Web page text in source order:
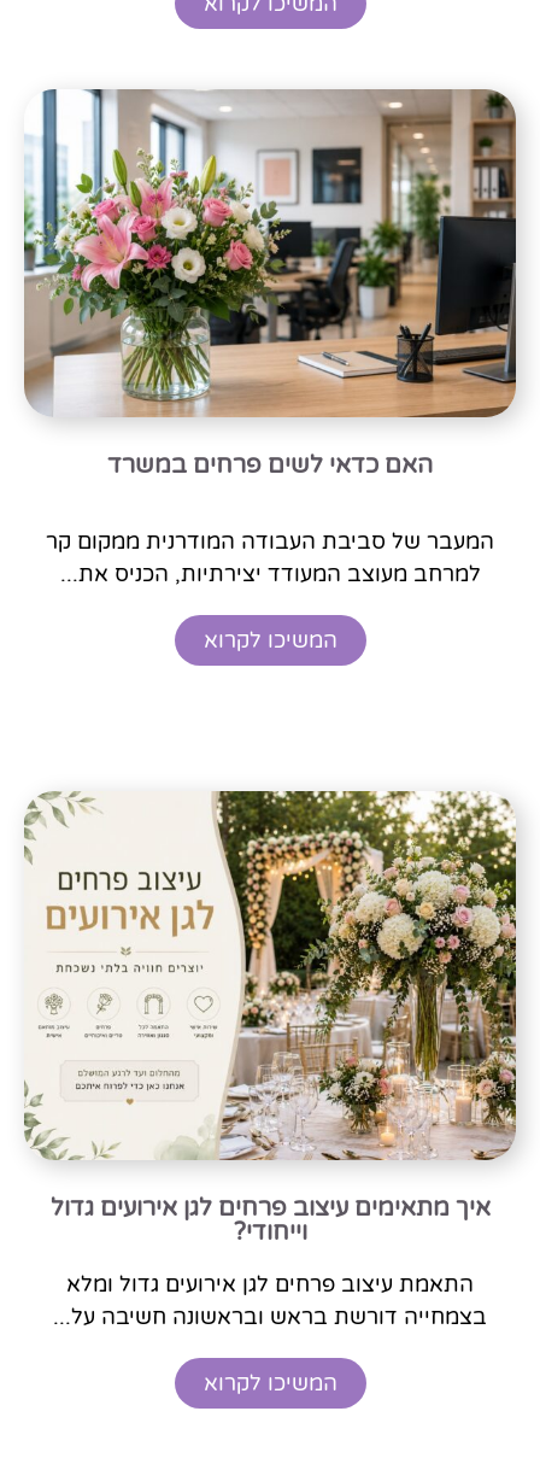
האם כדאי לשים פרחים במשרד
המעבר של סביבת העבודה המודרנית ממקום קר
למרחב מעוצב המעודד יצירתיות, הכניס את...
המשיכו לקרוא
איך מתאימים עיצוב פרחים לגן אירועים גדול
וייחודי?
התאמת עיצוב פרחים לגן אירועים גדול ומלא
בצמחייה דורשת בראש ובראשונה חשיבה על...
המשיכו לקרוא